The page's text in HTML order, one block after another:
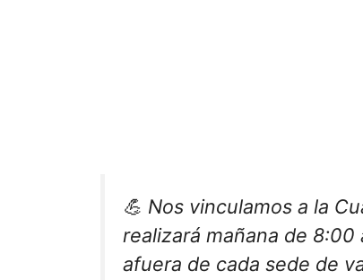
💪 Nos vinculamos a la
realizará mañana de
afuera de cada sede de